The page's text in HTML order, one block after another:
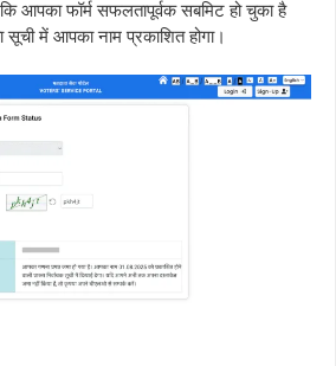
आपका फॉर्म सफलतापूर्वक सबमिट हो चुका है
सूची में आपका नाम प्रकाशित होगा।